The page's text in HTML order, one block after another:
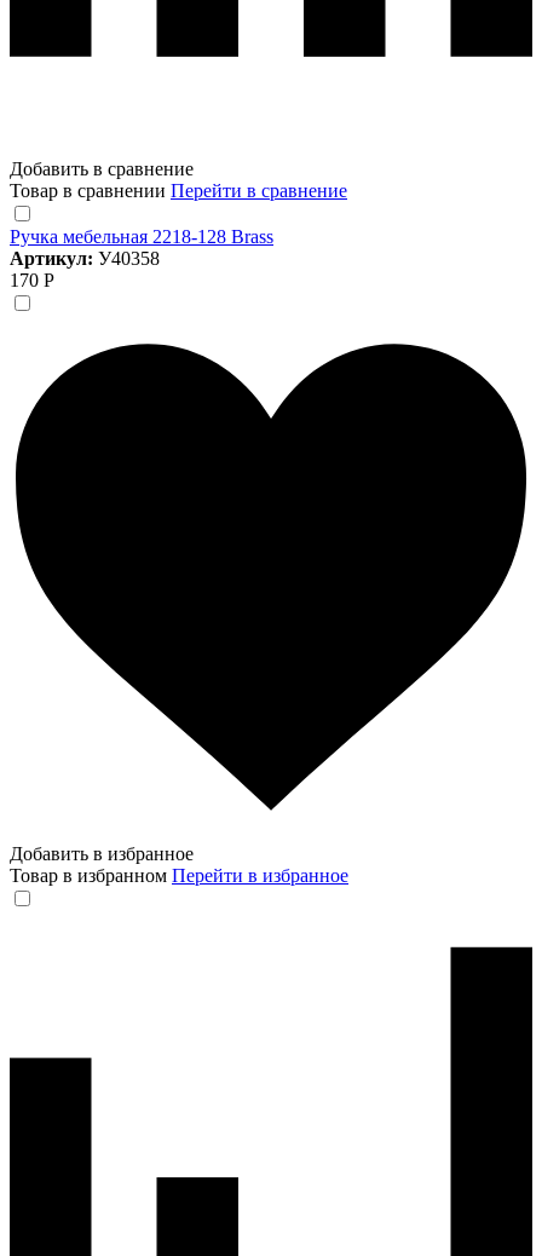
Добавить в сравнение
Товар в сравнении Перейти в сравнение
Ручка мебельная 2218-128 Brass
Артикул: У40358
170 Р
Добавить в избранное
Товар в избранном Перейти в избранное